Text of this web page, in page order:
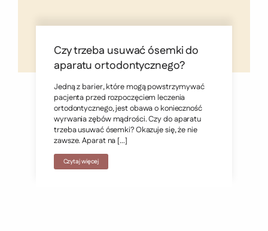
Czy trzeba usuwać ósemki do
aparatu ortodontycznego?
Jedną z barier, które mogą powstrzymywać
pacjenta przed rozpoczęciem leczenia
ortodontycznego, jest obawa o konieczność
wyrwania zębów mądrości. Czy do aparatu
trzeba usuwać ósemki? Okazuje się, że nie
zawsze. Aparat na […]
Czytaj więcej